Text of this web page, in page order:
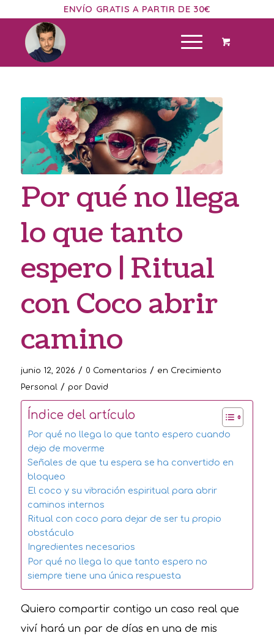
ENVÍO GRATIS A PARTIR DE 30€
Por qué no llega
lo que tanto
espero | Ritual
con Coco abrir
camino
junio 12, 2026 / 0 Comentarios / en Crecimiento
Personal / por David
Índice del artículo
Por qué no llega lo que tanto espero cuando
dejo de moverme
Señales de que tu espera se ha convertido en
bloqueo
El coco y su vibración espiritual para abrir
caminos internos
Ritual con coco para dejar de ser tu propio
obstáculo
Ingredientes necesarios
Por qué no llega lo que tanto espero no
siempre tiene una única respuesta
Quiero compartir contigo un caso real que
viví hará un par de días en una de mis